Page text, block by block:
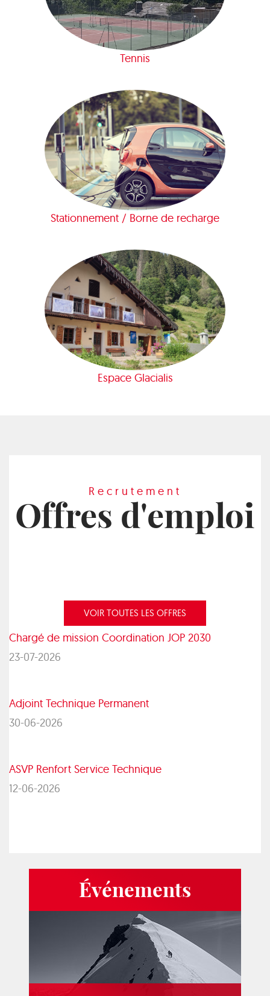
Tennis
Stationnement / Borne de recharge
Espace Glacialis
Recrutement
Offres d'emploi
VOIR TOUTES LES OFFRES
Chargé de mission Coordination JOP 2030
23-07-2026
Adjoint Technique Permanent
30-06-2026
ASVP Renfort Service Technique
12-06-2026
Événements